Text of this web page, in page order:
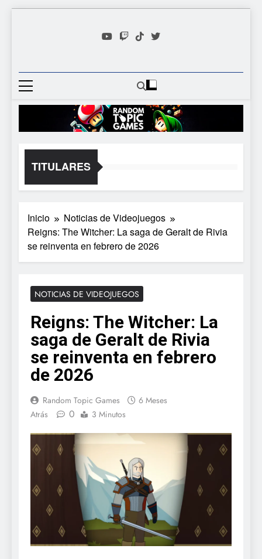
Random
Games
Videojuego Favorito
TITULARES
Inicio
Noticias de Videojuegos
Reigns: The Witcher: La saga de Geralt de Rivia
se reinventa en febrero de 2026
NOTICIAS DE VIDEOJUEGOS
Reigns: The Witcher: La
saga de Geralt de Rivia
se reinventa en febrero
de 2026
Random Topic Games
6 Meses
Atrás
0 3 Minutos